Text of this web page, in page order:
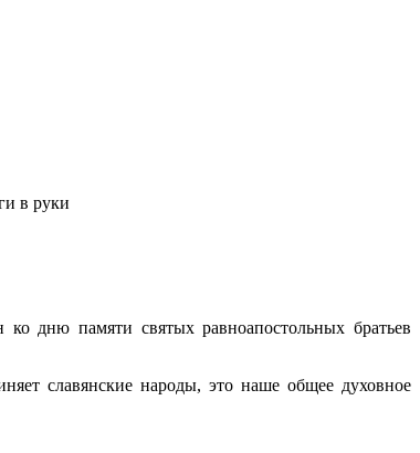
в руки
дню памяти святых равноапостольных братьев
славянские народы, это наше общее духовное